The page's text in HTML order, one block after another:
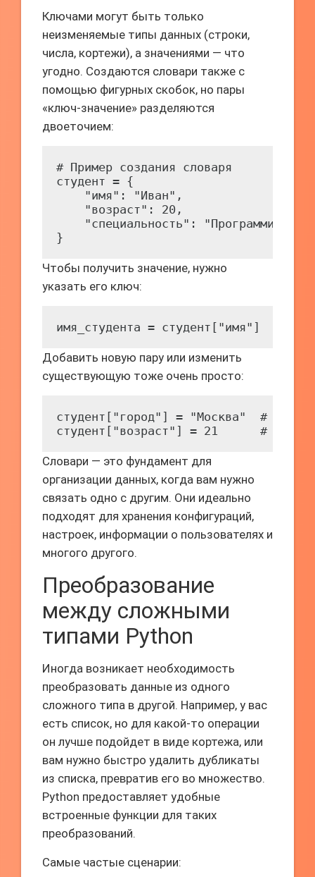
Ключами могут быть только
неизменяемые типы данных (строки,
числа, кортежи), а значениями — что
угодно. Создаются словари также с
помощью фигурных скобок, но пары
«ключ-значение» разделяются
двоеточием:
# Пример создания словаря
студент = {
    "имя": "Иван",
    "возраст": 20,
"специальность":
}
Чтобы получить значение, нужно
указать его ключ:
имя_студента = студент["имя"]  #
Добавить новую пару или изменить
существующую тоже очень просто:
студент["город"] = "Москва"  #
студент["возраст"] = 21      #
Словари — это фундамент для
организации данных, когда вам нужно
связать одно с другим. Они идеально
подходят для хранения конфигураций,
настроек, информации о пользователях и
многого другого.
Преобразование
между сложными
типами Python
Иногда возникает необходимость
преобразовать данные из одного
сложного типа в другой. Например, у вас
есть список, но для какой-то операции
он лучше подойдет в виде кортежа, или
вам нужно быстро удалить дубликаты
из списка, превратив его во множество.
Python предоставляет удобные
встроенные функции для таких
преобразований.
Самые частые сценарии: